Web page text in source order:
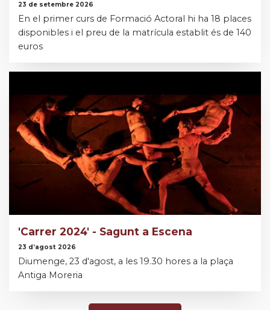
23 de setembre 2026
En el primer curs de Formació Actoral hi ha 18 places
disponibles i el preu de la matrícula establit és de 140
euros
'Carrer 2024' - Sagunt a Escena
23 d’agost 2026
Diumenge, 23 d'agost, a les 19.30 hores a la plaça
Antiga Moreria